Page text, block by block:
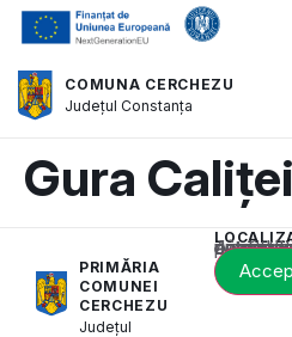
COMUNA CERCHEZU
JudețulConstanța
Gura Caliței
PRIMĂRIA
COMUNEI
CERCHEZU
Județul
Acest conținut este blocat până când acceptați categoria corespunzătoare de cookie-uri.